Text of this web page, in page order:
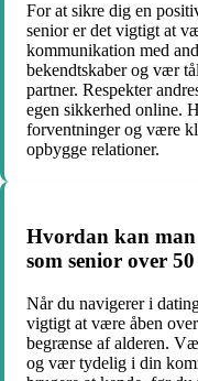
For at sikre dig en
senior er det vigtigt at
kommunikation med
bekendtskaber og vær
partner. Respekter
egen sikkerhed online.
forventninger og være
opbygge relationer.
Hvordan kan man
som senior over
Når du navigerer i
vigtigt at være åben
begrænse af alderen.
og vær tydelig i din